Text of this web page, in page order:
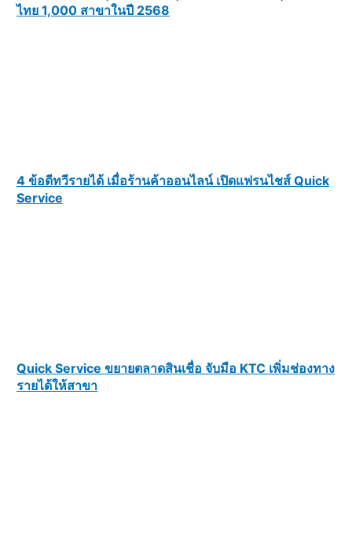
ไทย 1,000 สาขาในปี 2568
4 ข้อดีทวีรายได้ เมื่อร้านค้าออนไลน์ เปิดแฟรนไชส์ Quick
Service
Quick Service ขยายตลาดสินเชื่อ จับมือ KTC เพิ่มช่องทาง
รายได้ให้สาขา